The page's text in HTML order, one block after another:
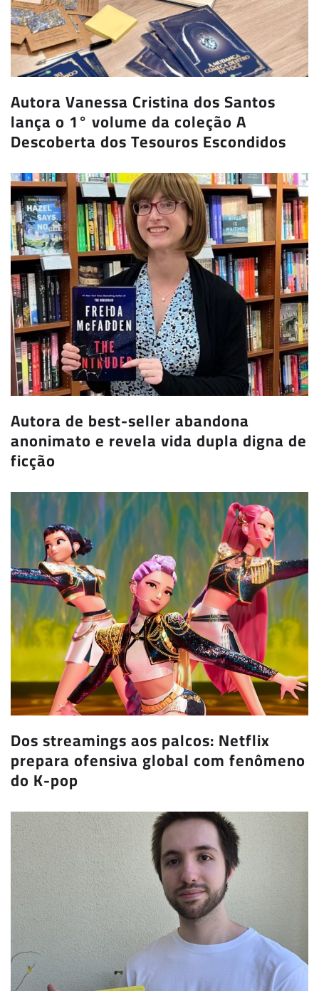
Autora Vanessa Cristina dos Santos
lança o 1° volume da coleção A
Descoberta dos Tesouros Escondidos
Autora de best-seller abandona
anonimato e revela vida dupla digna de
ficção
Dos streamings aos palcos: Netflix
prepara ofensiva global com fenômeno
do K-pop